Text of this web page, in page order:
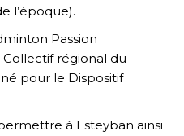
l’époque).
Passion
régional du
pour le Dispositif
à Esteyban ainsi